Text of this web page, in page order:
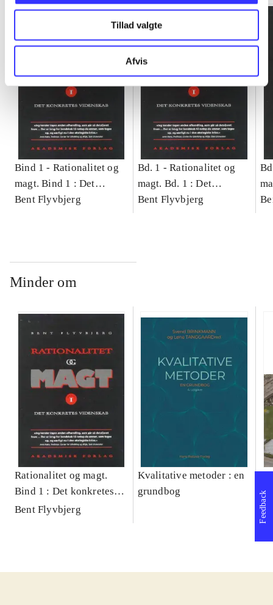
Tillad valgte
Afvis
Bind 1 - Rationalitet og
magt. Bind 1 : Det
konkretes videnskab
Bent Flyvbjerg
Bd. 1 -Rationalitet og
magt. Bd. 1 : Det
konkretes videnskab
Bent Flyvbjerg
Minder om
Rationalitet og magt.
Bind 1 : Det konkretes
videnskab
Bent Flyvbjerg
Kvalitative metoder : en
grundbog
Feedback